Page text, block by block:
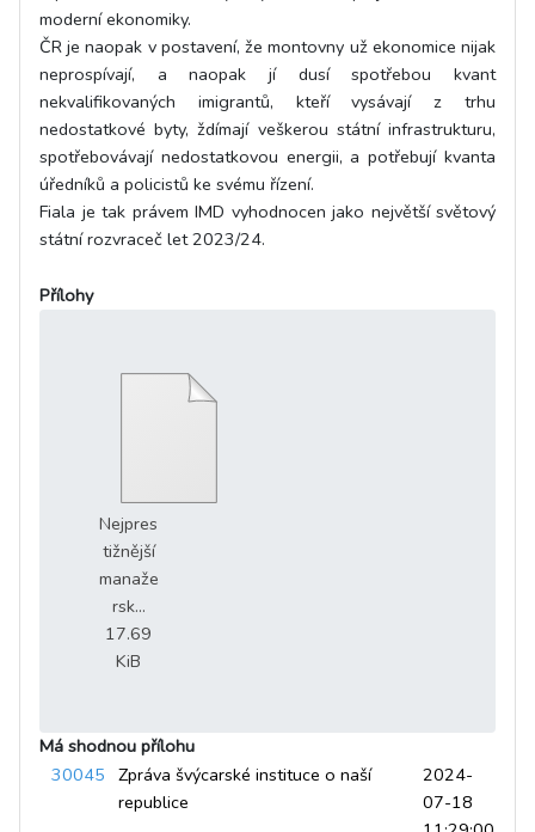
moderní ekonomiky.
ČR je naopak v postavení, že montovny už ekonomice nijak
neprospívají, a naopak jí dusí spotřebou kvant
nekvalifikovaných imigrantů, kteří vysávají z trhu
nedostatkové byty, ždímají veškerou státní infrastrukturu,
spotřebovávají nedostatkovou energii, a potřebují kvanta
úředníků a policistů ke svému řízení.
Fiala je tak právem IMD vyhodnocen jako největší světový
státní rozvraceč let 2023/24.
Přílohy
Nejpres
tižnější
manaže
rsk...
17.69
KiB
Má shodnou přílohu
30045 Zpráva švýcarské instituce o naší
republice
2024-
07-18